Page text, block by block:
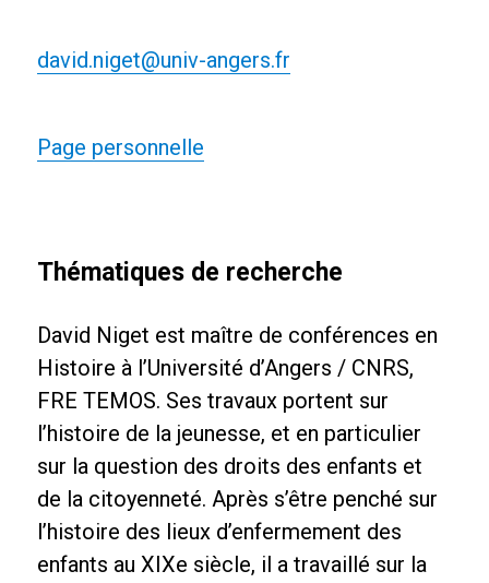
david.niget@univ-angers.fr
Page personnelle
Thématiques de recherche
David Niget est maître de conférences en
Histoire à l’Université d’Angers / CNRS,
FRE TEMOS. Ses travaux portent sur
l’histoire de la jeunesse, et en particulier
sur la question des droits des enfants et
de la citoyenneté. Après s’être penché sur
l’histoire des lieux d’enfermement des
enfants au XIXe siècle, il a travaillé sur la